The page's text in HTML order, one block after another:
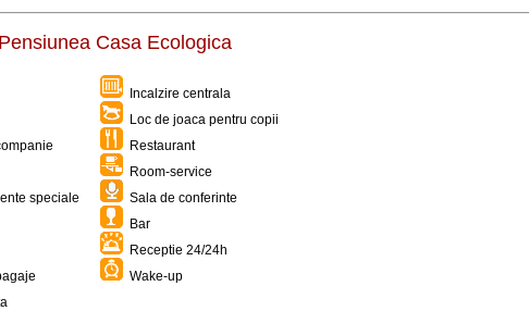
Casa Ecologica
Incalzire centrala
Loc de joaca pentru copii
Restaurant
Room-service
speciale
Sala de conferinte
Bar
Receptie 24/24h
Wake-up